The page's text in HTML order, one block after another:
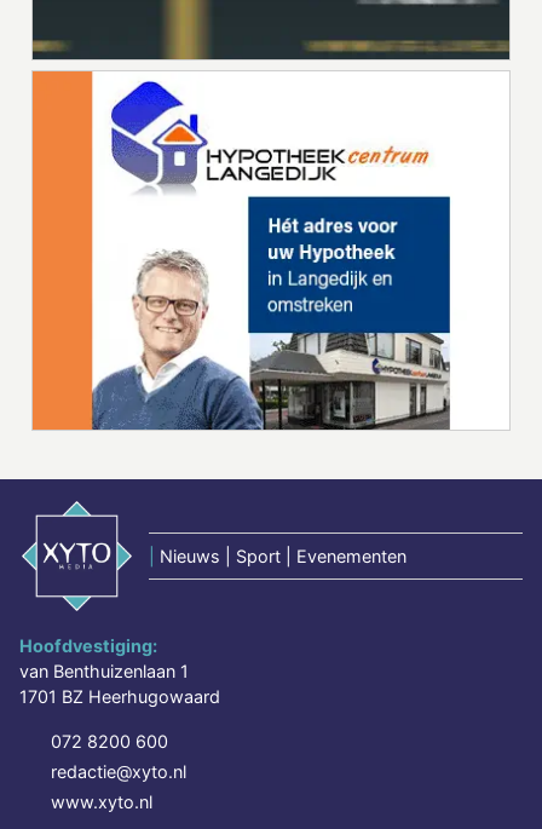
Nieuws | Sport | Evenementen
Hoofdvestiging:
van Benthuizenlaan 1
1701 BZ Heerhugowaard
072 8200 600
redactie@xyto.nl
www.xyto.nl